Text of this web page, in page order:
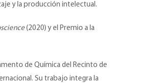
y la producción intelectual.
(2020) y el Premio a la
de Química del Recinto de
Su trabajo integra la